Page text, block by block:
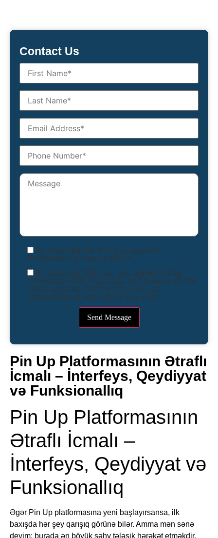
Contact Us
By checking the box you agree to
Proposalai’s privacy policy.*
By checking this box, you agree to stay
connected with Proposalai and receive all the
latest updates. Don’t worry, you can
unsubscribe at any time if you wish.
Pin Up Platformasının Ətraflı
İcmalı – İnterfeys, Qeydiyyat
və Funksionallıq
Pin Up Platformasının
Ətraflı İcmalı –
İnterfeys, Qeydiyyat və
Funksionallıq
Əgər Pin Up platformasına yeni başlayırsansa, ilk
baxışda hər şey qarışıq görünə bilər. Amma mən sənə
deyim: burada ən böyük səhv tələsik hərəkət etməkdir.